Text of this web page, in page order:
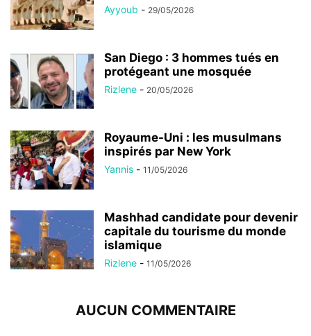
Ayyoub - 29/05/2026
San Diego : 3 hommes tués en
protégeant une mosquée
Rizlene - 20/05/2026
Royaume-Uni : les musulmans
inspirés par New York
Yannis - 11/05/2026
Mashhad candidate pour devenir
capitale du tourisme du monde
islamique
Rizlene - 11/05/2026
AUCUN COMMENTAIRE